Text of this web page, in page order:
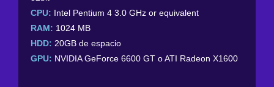
CPU: Intel Pentium 4 3.0 GHz or equivalent
RAM: 1024 MB
HDD: 20GB de espacio
GPU: NVIDIA GeForce 6600 GT o ATI Radeon X1600